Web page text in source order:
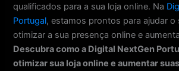
qualificados para a sua loja online. Na
Portugal, estamos prontos para ajudar o
otimizar a sua presença online e
Descubra como a Digital NextGen
otimizar sua loja online e aumentar